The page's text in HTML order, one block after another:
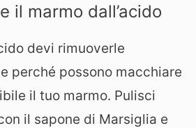
il marmo dall’acido
devi rimuoverle
perché possono macchiare
il tuo marmo. Pulisci
il sapone di Marsiglia e